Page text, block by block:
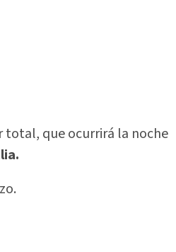
total, que ocurrirá la noche